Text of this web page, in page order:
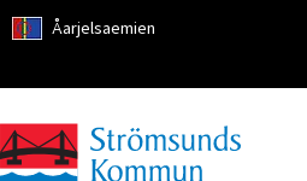
Åarjelsaemien